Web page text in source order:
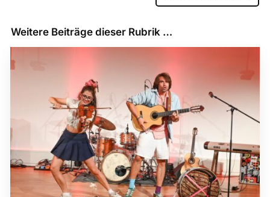
Weitere Beiträge dieser Rubrik …